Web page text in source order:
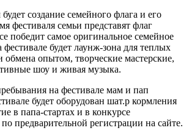
создание семейного флага и его
фестиваля семьи представят флаг
победит самое оригинальное семейное
будет лаунж-зона для теплых
обмена опытом, творческие мастерские,
шоу и живая музыка.
на фестивале мам и пап
будет оборудован шат.р кормления
в папа-стартах и в конкурсе
предварительной регистрации на сайте.